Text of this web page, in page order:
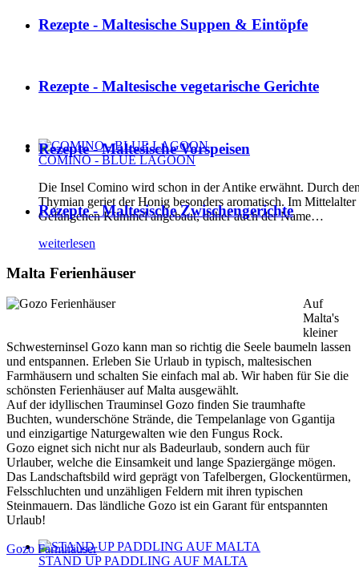
COMINO - BLUE LAGOON
Die Insel Comino wird schon in der Antike erwähnt. Durch
Thymian geriet der Honig besonders aromatisch. Im
Gefangenen Kümmel angebaut, daher auch der Name…
weiterlesen
STAND UP PADDLING AUF MALTA
Rezepte - Maltesische Suppen & Eintöpfe
Rezepte - Maltesische vegetarische Gerichte
Rezepte - Maltesische Vorspeisen
Rezepte - Maltesische Zwischengerichte
Malta Ferienhäuser
Auf
Malta's
kleiner
Schwesterninsel Gozo kann man so richtig die Seele baumeln lassen
und entspannen. Erleben Sie Urlaub in typisch, maltesischen
Farmhäusern und schalten Sie einfach mal ab. Wir haben für Sie die
schönsten Ferienhäuser auf Malta ausgewählt.
Auf der idyllischen Trauminsel Gozo finden Sie traumhafte
Buchten, wunderschöne Strände, die Tempelanlage von Ggantija
und einzigartige Naturgewalten wie den Fungus Rock.
Gozo eignet sich nicht nur als Badeurlaub, sondern auch für
Urlauber, welche die Einsamkeit und lange Spaziergänge mögen.
Das Landschaftsbild wird geprägt von Tafelbergen, Glockentürmen,
Felsschluchten und unzähligen Feldern mit ihren typischen
Steinmauern. Das ländliche Gozo ist ein Garant für entspannten
Urlaub!
Gozo Farmhäuser